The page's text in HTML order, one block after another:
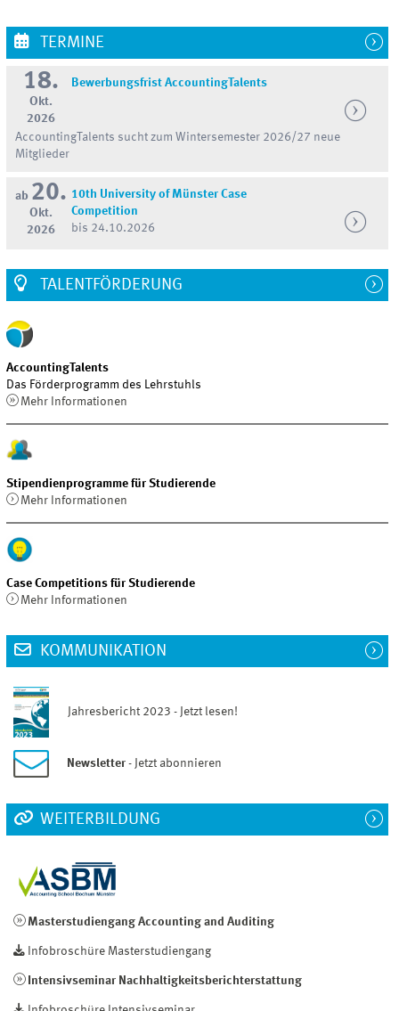
TERMINE
18.
Okt.
2026
Bewerbungsfrist AccountingTalents
AccountingTalents sucht zum Wintersemester 2026/27 neue
Mitglieder
ab 20.
Okt.
2026
10th University of Münster Case
Competition
bis 24.10.2026
TALENTFÖRDERUNG
AccountingTalents
Das Förderprogramm des Lehrstuhls
Mehr Informationen
Stipendienprogramme für Studierende
Mehr Informationen
Case Competitions für Studierende
Mehr Informationen
KOMMUNIKATION
Jahresbericht 2023 - Jetzt lesen!
Newsletter - Jetzt abonnieren
WEITERBILDUNG
Masterstudiengang Accounting and Auditing
Infobroschüre Masterstudiengang
Intensivseminar Nachhaltigkeitsberichterstattung